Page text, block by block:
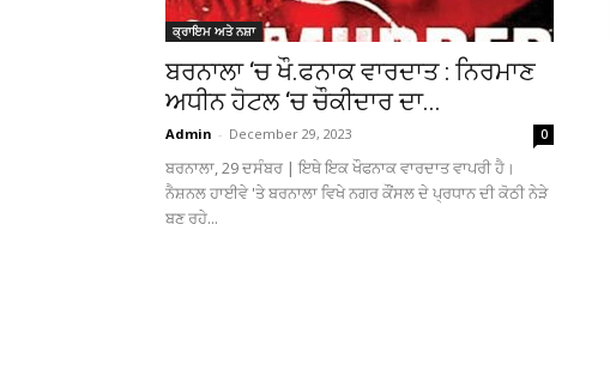
ਕ੍ਰਾਇਮ ਅਤੇ ਨਸ਼ਾ
ਬਰਨਾਲਾ ‘ਚ ਖੌ.ਫਨਾਕ ਵਾਰਦਾਤ : ਨਿਰਮਾਣ
ਅਧੀਨ ਹੋਟਲ ‘ਚ ਚੌਕੀਦਾਰ ਦਾ...
Admin - December 29, 2023 0
ਬਰਨਾਲਾ, 29 ਦਸੰਬਰ | ਇਥੇ ਇਕ ਖੌਫਨਾਕ ਵਾਰਦਾਤ ਵਾਪਰੀ ਹੈ।
ਨੈਸ਼ਨਲ ਹਾਈਵੇ 'ਤੇ ਬਰਨਾਲਾ ਵਿਖੇ ਨਗਰ ਕੌਂਸਲ ਦੇ ਪ੍ਰਧਾਨ ਦੀ ਕੋਠੀ ਨੇੜੇ
ਬਣ ਰਹੇ...